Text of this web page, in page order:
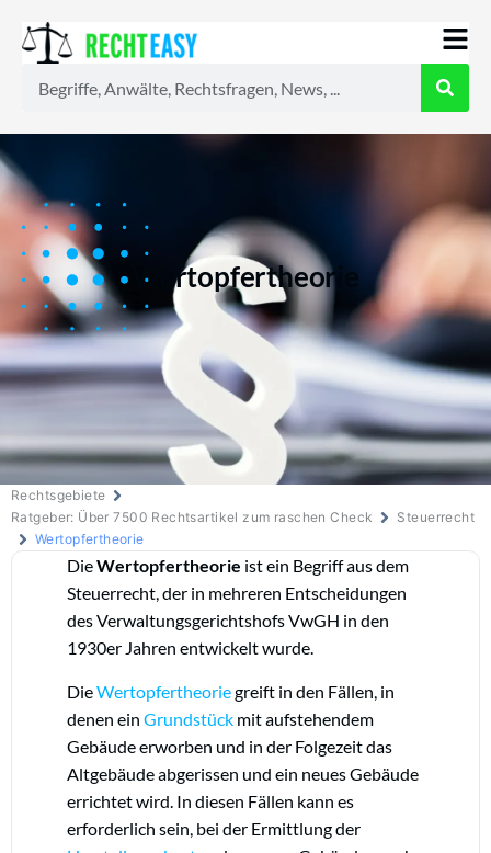
Wertopfertheorie
Rechtsgebiete
Ratgeber: Über 7500 Rechtsartikel zum raschen Check
Steuerrecht
Wertopfertheorie
DieWertopfertheorie ist ein Begriff aus dem
Steuerrecht, der in mehreren Entscheidungen
des Verwaltungsgerichtshofs VwGH in den
1930er Jahren entwickelt wurde.
DieWertopfertheoriegreift in den Fällen, in
denen ein Grundstück mit aufstehendem
Gebäude erworben und in der Folgezeit das
Altgebäude abgerissen und ein neues Gebäude
errichtet wird. In diesen Fällen kann es
erforderlich sein, bei der Ermittlung der